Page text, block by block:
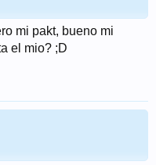
mi pakt, bueno mi
el mio? ;D